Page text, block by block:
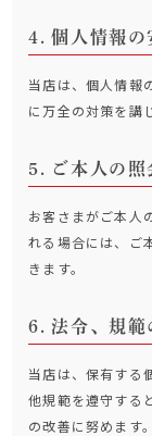
個人情報の
当店は、個人情報
に万全の対策を講
ご本人の照
お客さまがご本人
れる場合には、ご
きます。
法令、規範
当店は、保有する
他規範を遵守する
の改善に努めます。